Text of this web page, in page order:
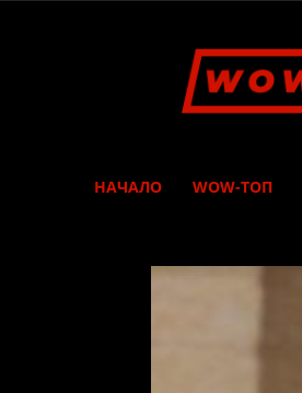
НАЧАЛО WOW-ТОП